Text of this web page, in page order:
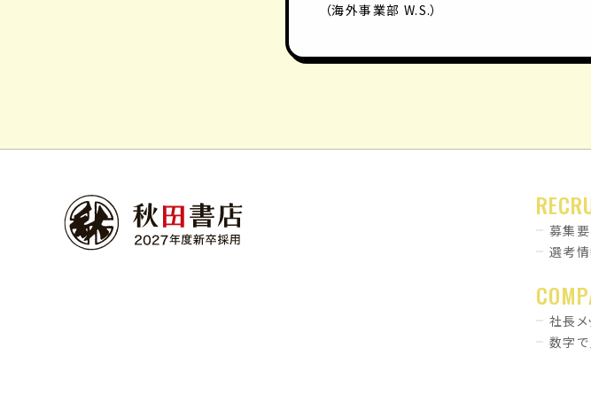
（海外事業部 W.S.）
募集
選考
社長メ
数字